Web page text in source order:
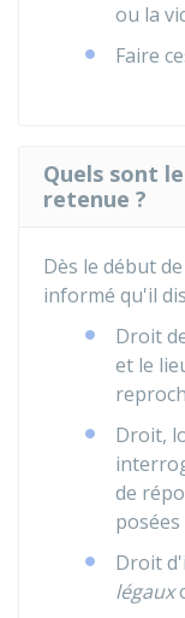
ou la
Faire
Quels sont
retenue ?
Dès le début
informé qu'il
Droit
et le
Droit,
de
Droit
légaux